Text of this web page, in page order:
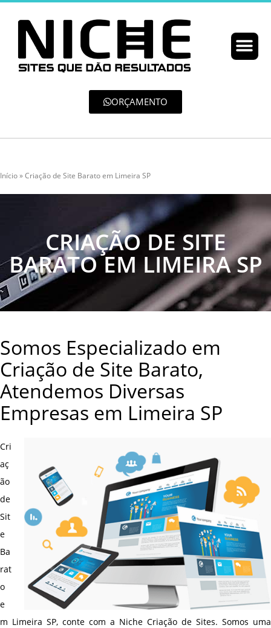
ORÇAMENTO
Início»Criação de Site Barato em Limeira SP
CRIAÇÃO DE SITE
BARATO EM LIMEIRA SP
Somos Especializado em
Criação de Site Barato,
Atendemos Diversas
Empresas em Limeira SP
Cri
aç
ão
de
Sit
e
Ba
rat
o
e
m Limeira SP, conte com a Niche Criação de Sites. Somos uma